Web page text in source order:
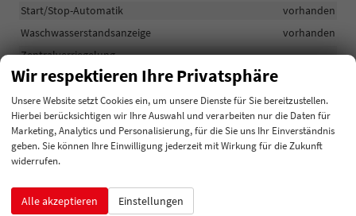
Start/Stop-Automatik
vorhanden
Waschwasserstandsanzeige
vorhanden
Zentralverriegelung
Zentralverriegelung, Zentralverriegelung mit
Funkfernbedienung
Außen
Anhängerkupplung
Schwenkbar
Außenspiegel beheizbar, Außenspiegel elektrisch verstellbar
Herstellerpaket
Wir respektieren Ihre Privatsphäre
Unsere Website setzt Cookies ein, um unsere Dienste für Sie bereitzustellen.
Hierbei berücksichtigen wir Ihre Auswahl und verarbeiten nur die Daten für
Marketing, Analytics und Personalisierung, für die Sie uns Ihr Einverständnis
geben. Sie können Ihre Einwilligung jederzeit mit Wirkung für die Zukunft
widerrufen.
Alle akzeptieren Einstellungen